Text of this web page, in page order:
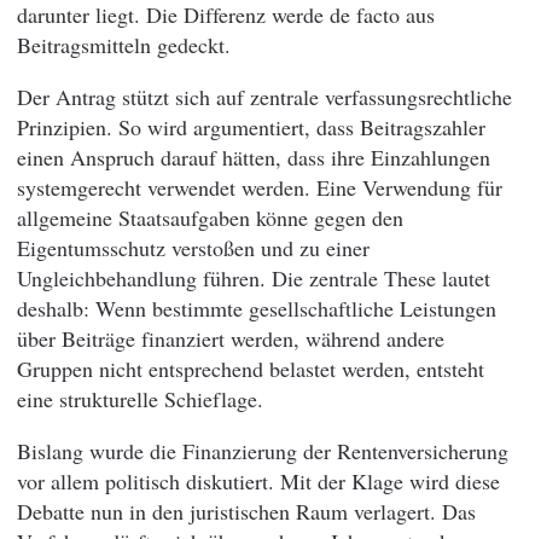
darunter liegt. Die Differenz werde de facto aus
Beitragsmitteln gedeckt.
Der Antrag stützt sich auf zentrale verfassungsrechtliche
Prinzipien. So wird argumentiert, dass Beitragszahler
einen Anspruch darauf hätten, dass ihre Einzahlungen
systemgerecht verwendet werden. Eine Verwendung für
allgemeine Staatsaufgaben könne gegen den
Eigentumsschutz verstoßen und zu einer
Ungleichbehandlung führen. Die zentrale These lautet
deshalb: Wenn bestimmte gesellschaftliche Leistungen
über Beiträge finanziert werden, während andere
Gruppen nicht entsprechend belastet werden, entsteht
eine strukturelle Schieflage.
Bislang wurde die Finanzierung der Rentenversicherung
vor allem politisch diskutiert. Mit der Klage wird diese
Debatte nun in den juristischen Raum verlagert. Das